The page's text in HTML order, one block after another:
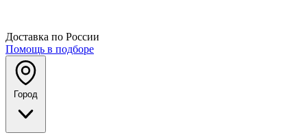
Доставка по России
Помощь в подборе
Город